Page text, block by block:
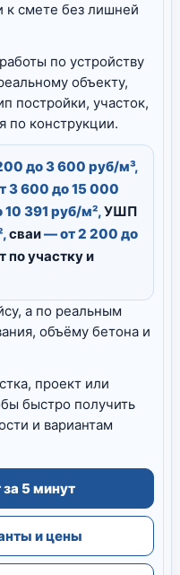
к смете без лишней
по устройству
объекту,
постройки, участок,
по конструкции.
до 3 600 руб/м³,
3 600 до 15 000
391 руб/м²,УШП
сваи— от 2 200 до
по участку и
а по реальным
объёму бетона и
проект или
быстро получить
и вариантам
5 минут
и цены